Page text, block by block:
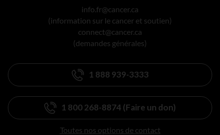
info.fr@cancer.ca
(information sur le cancer et soutien)
connect@cancer.ca
(demandes générales)
1 888 939-3333
1 800 268-8874 (Faire un don)
Toutes nos options de contact